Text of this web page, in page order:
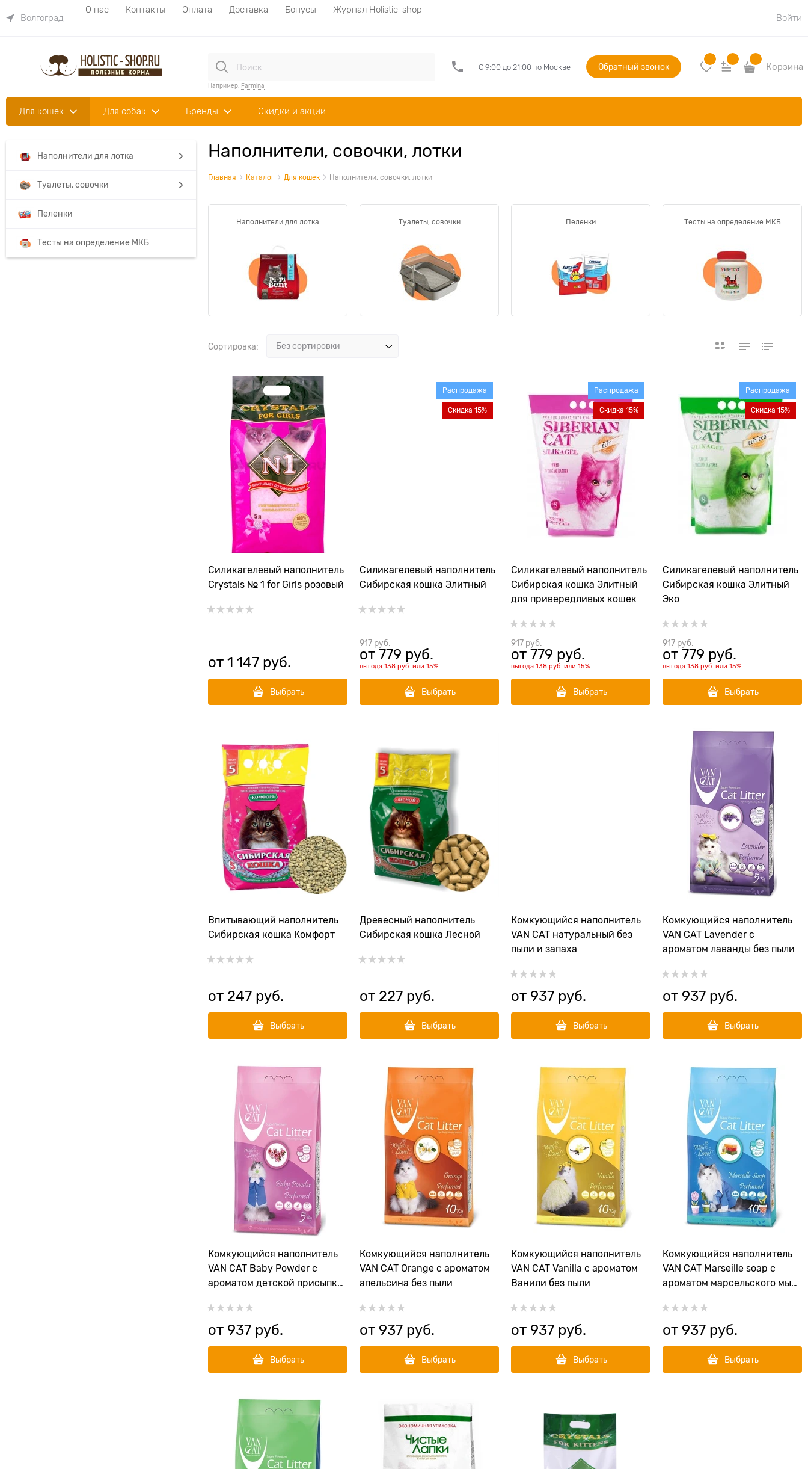
Волгоград
О нас Контакты Оплата Доставка Бонусы
Журнал Holistic-shop
Войти
Например: Farmina
С 9:00 до 21:00 по Москве Обратный звонок Корзина
Для кошек Для собак Бренды Скидки и акции
Наполнители для лотка
Туалеты, совочки
Пеленки
Тесты на определение МКБ
Наполнители, совочки, лотки
Главная Каталог Для кошек Наполнители, совочки, лотки
Наполнители для лотка Туалеты, совочки Пеленки Тесты на определение МКБ
Сортировка:
Силикагелевый наполнитель
Crystals № 1 for Girls розовый
от 1 147 руб.
Выбрать
Силикагелевый наполнитель
Сибирская кошка Элитный
Распродажа
Скидка 15%
917 руб.
от 779 руб.
выгода 138 руб. или 15%
Выбрать
Силикагелевый наполнитель
Сибирская кошка Элитный
для привередливых кошек
Распродажа
Скидка 15%
917 руб.
от 779 руб.
выгода 138 руб. или 15%
Выбрать
Силикагелевый наполнитель
Сибирская кошка Элитный
Эко
Распродажа
Скидка 15%
917 руб.
от 779 руб.
выгода 138 руб. или 15%
Выбрать
Впитывающий наполнитель
Сибирская кошка Комфорт
от 247 руб.
Выбрать
Древесный наполнитель
Сибирская кошка Лесной
от 227 руб.
Выбрать
Комкующийся наполнитель
VAN CAT натуральный без
пыли и запаха
от 937 руб.
Выбрать
Комкующийся наполнитель
VAN CAT Lavender с
ароматом лаванды без пыли
от 937 руб.
Выбрать
Комкующийся наполнитель
VAN CAT Baby Powder с
ароматом детской присыпки
от 937 руб.
Выбрать
Комкующийся наполнитель
VAN CAT Orange с ароматом
апельсина без пыли
от 937 руб.
Выбрать
Комкующийся наполнитель
VAN CAT Vanilla с ароматом
Ванили без пыли
от 937 руб.
Выбрать
Комкующийся наполнитель
VAN CAT Marseille soap с
ароматом марсельского мыла
от 937 руб.
Выбрать